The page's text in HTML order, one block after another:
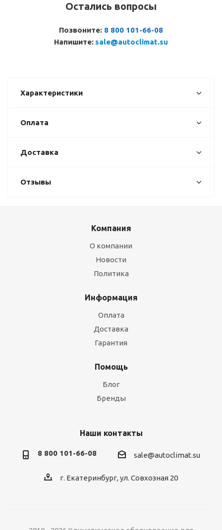
Остались вопросы
Позвоните: 8 800 101-66-08
Напишите: sale@autoclimat.su
Характеристики
Оплата
Доставка
Отзывы
Компания
О компании
Новости
Политика
Информация
Оплата
Доставка
Гарантия
Помощь
Блог
Бренды
Наши контакты
8 800 101-66-08 sale@autoclimat.su
г. Екатеринбург, ул. Совхозная 20